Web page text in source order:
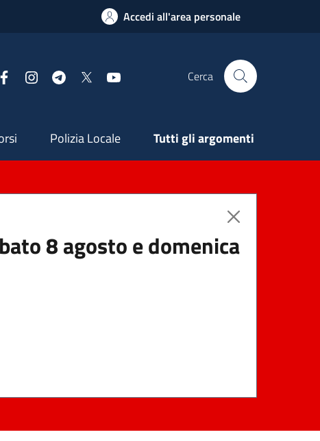
Accedi all'area personale
FacebookInstagramTelegram Cerca
Polizia Locale Tutti gli argomenti
8 agosto e domenica